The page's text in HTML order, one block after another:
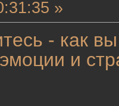
»
- как
и